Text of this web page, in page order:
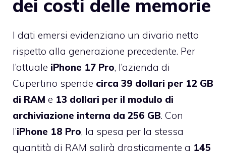
dei costi delle memorie
I dati emersi evidenziano un divario netto
rispetto alla generazione precedente. Per
l’attuale iPhone 17 Pro, l’azienda di
Cupertino spende circa 39 dollari per 12 GB
di RAM e 13 dollari per il modulo di
archiviazione interna da 256 GB. Con
l’iPhone 18 Pro, la spesa per la stessa
quantità di RAM salirà drasticamente a 145